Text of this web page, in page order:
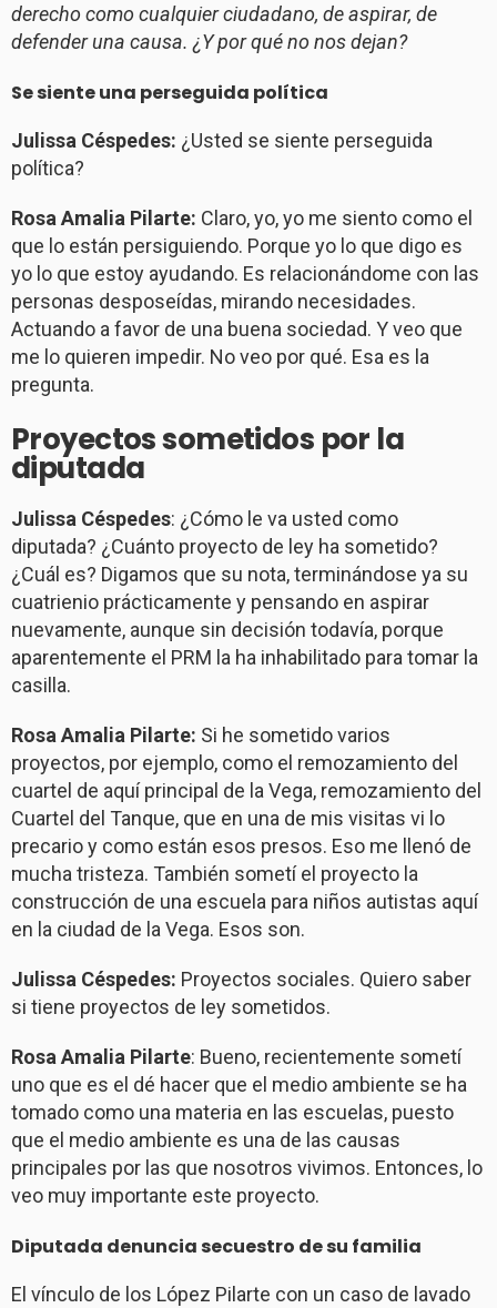
derecho como cualquier ciudadano, de aspirar, de
defender una causa. ¿Y por qué no nos dejan?
Se siente una perseguida política
Julissa Céspedes: ¿Usted se siente perseguida
política?
Rosa Amalia Pilarte: Claro, yo, yo me siento como el
que lo están persiguiendo. Porque yo lo que digo es
yo lo que estoy ayudando. Es relacionándome con las
personas desposeídas, mirando necesidades.
Actuando a favor de una buena sociedad. Y veo que
me lo quieren impedir. No veo por qué. Esa es la
pregunta.
Proyectos sometidos por la
diputada
Julissa Céspedes: ¿Cómo le va usted como
diputada? ¿Cuánto proyecto de ley ha sometido?
¿Cuál es? Digamos que su nota, terminándose ya su
cuatrienio prácticamente y pensando en aspirar
nuevamente, aunque sin decisión todavía, porque
aparentemente el PRM la ha inhabilitado para tomar la
casilla.
Rosa Amalia Pilarte: Si he sometido varios
proyectos, por ejemplo, como el remozamiento del
cuartel de aquí principal de la Vega, remozamiento del
Cuartel del Tanque, que en una de mis visitas vi lo
precario y como están esos presos. Eso me llenó de
mucha tristeza. También sometí el proyecto la
construcción de una escuela para niños autistas aquí
en la ciudad de la Vega. Esos son.
Julissa Céspedes: Proyectos sociales. Quiero saber
si tiene proyectos de ley sometidos.
Rosa Amalia Pilarte: Bueno, recientemente sometí
uno que es el dé hacer que el medio ambiente se ha
tomado como una materia en las escuelas, puesto
que el medio ambiente es una de las causas
principales por las que nosotros vivimos. Entonces, lo
veo muy importante este proyecto.
Diputada denuncia secuestro de su familia
El vínculo de los López Pilarte con un caso de lavado